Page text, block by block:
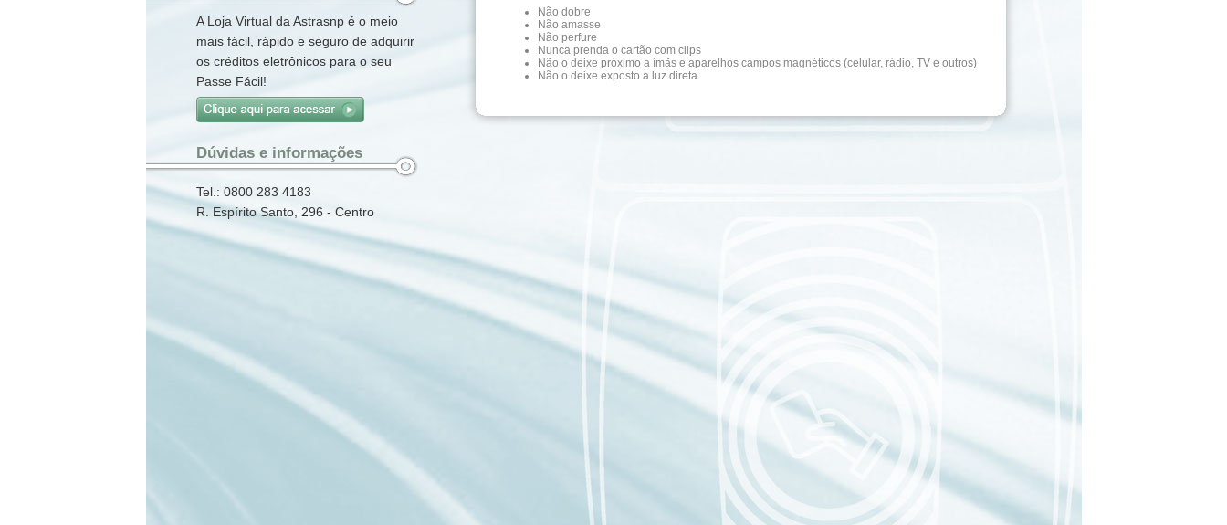
A Loja Virtual da Astrasnp é o meio
mais fácil, rápido e seguro de adquirir
os créditos eletrônicos para o seu
Passe Fácil!
Dúvidas e informações
Tel.: 0800 283 4183
R. Espírito Santo, 296 - Centro
Não dobre
Não amasse
Não perfure
Nunca prenda o cartão com clips
Não o deixe próximo a ímãs e aparelhos campos magnéticos (celular, rádio, TV e outros)
Não o deixe exposto a luz direta